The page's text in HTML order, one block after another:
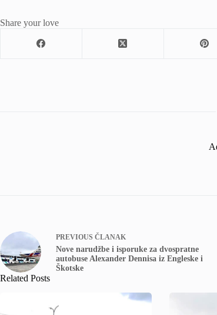
Share your love
PREVIOUS ČLANAK
Nove narudžbe i isporuke za dvospratne
autobuse Alexander Dennisa iz Engleske i
Škotske
Related Posts